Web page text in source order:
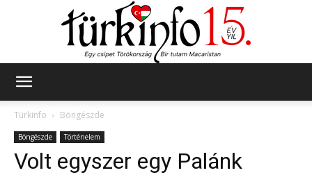
Türkinfo
Böngészde
Böngészde Történelem
Volt egyszer egy Palánk